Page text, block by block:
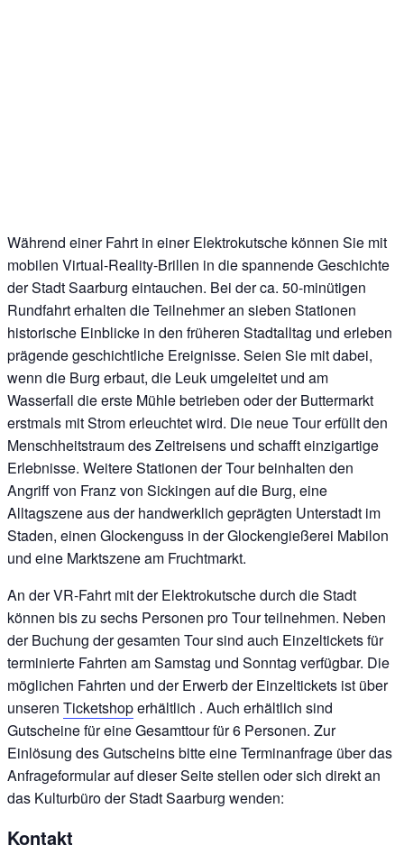
Während einer Fahrt in einer Elektrokutsche können Sie mit
mobilen Virtual-Reality-Brillen in die spannende Geschichte
der Stadt Saarburg eintauchen. Bei der ca. 50-minütigen
Rundfahrt erhalten die Teilnehmer an sieben Stationen
historische Einblicke in den früheren Stadtalltag und erleben
prägende geschichtliche Ereignisse. Seien Sie mit dabei,
wenn die Burg erbaut, die Leuk umgeleitet und am
Wasserfall die erste Mühle betrieben oder der Buttermarkt
erstmals mit Strom erleuchtet wird. Die neue Tour erfüllt den
Menschheitstraum des Zeitreisens und schafft einzigartige
Erlebnisse. Weitere Stationen der Tour beinhalten den
Angriff von Franz von Sickingen auf die Burg, eine
Alltagszene aus der handwerklich geprägten Unterstadt im
Staden, einen Glockenguss in der Glockengießerei Mabilon
und eine Marktszene am Fruchtmarkt.
An der VR-Fahrt mit der Elektrokutsche durch die Stadt
können bis zu sechs Personen pro Tour teilnehmen. Neben
der Buchung der gesamten Tour sind auch Einzeltickets für
terminierte Fahrten am Samstag und Sonntag verfügbar. Die
möglichen Fahrten und der Erwerb der Einzeltickets ist über
unseren Ticketshoperhältlich . Auch erhältlich sind
Gutscheine für eine Gesamttour für 6 Personen. Zur
Einlösung des Gutscheins bitte eine Terminanfrage über das
Anfrageformular auf dieser Seite stellen oder sich direkt an
das Kulturbüro der Stadt Saarburg wenden:
Kontakt